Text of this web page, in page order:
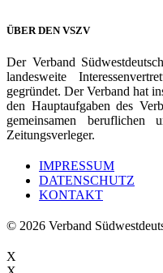
ÜBER DEN VSZV
Der Verband
landesweite
gegründet. Der Verband hat
den Hauptaufgaben des
gemeinsamen beruflichen
Zeitungsverleger.
IMPRESSUM
DATENSCHUTZ
KONTAKT
© 2026 Verband
X